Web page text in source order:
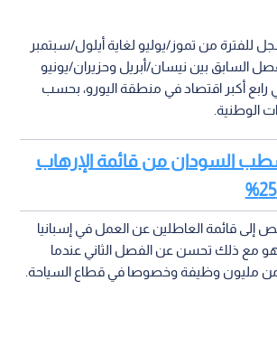
للفترة من تموز/يوليو لغاية أيلول/سبتمبر
السابق بين نيسان/أبريل وحزيران/يونيو
بالمئة، في رابع أكبر اقتصاد في منطقة اليورو، بحسب
الوطنية.
شطب السودان من قائمة الإرهاب
ألف شخص إلى قائمة العاطلين عن العمل في إسبانيا
مع ذلك تحسن عن الفصل الثاني عندما
مليون وظيفة وخصوصا في قطاع السياحة.